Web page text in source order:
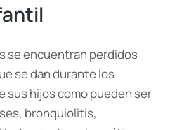
se encuentran perdidos
se dan durante los
sus hijos como pueden ser
bronquiolitis,